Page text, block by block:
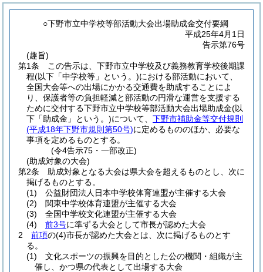
○下野市立中学校等部活動大会出場助成金交付要綱
平成25年4月1日
告示第76号
(趣旨)
第1条
この告示は、下野市立中学校及び義務教育学校後期課
程(以下「中学校等」という。)における部活動において、
全国大会等への出場にかかる交通費を助成することによ
り、保護者等の負担軽減と部活動の円滑な運営を支援する
ために交付する下野市立中学校等部活動大会出場助成金(以
下「助成金」という。)について、 下野市補助金等交付規則
(平成18年下野市規則第50号)に定めるもののほか、必要な
事項を定めるものとする。
(令4告示75・一部改正)
(助成対象の大会)
第2条
助成対象となる大会は県大会を超えるものとし、次に
掲げるものとする。
(1)
公益財団法人日本中学校体育連盟が主催する大会
(2)
関東中学校体育連盟が主催する大会
(3)
全国中学校文化連盟が主催する大会
(4)
前3号に準ずる大会として市長が認めた大会
2
前項の(4)市長が認めた大会とは、次に掲げるものとす
る。
(1)
文化スポーツの振興を目的とした公の機関・組織が主
催し、かつ県の代表として出場する大会